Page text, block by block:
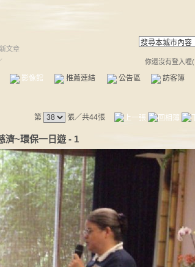
文章
你還沒有登入喔(
影像館 推薦連結 公告區 訪客簿
第
張／共44張
濟~環保一日遊 - 1